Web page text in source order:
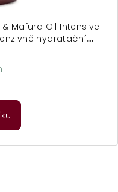
Mafura Oil Intensive
hydratační